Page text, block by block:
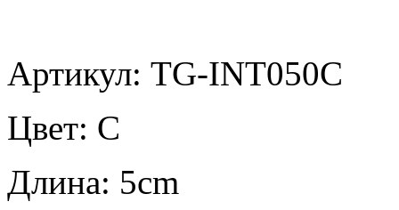
Артикул: TG-INT050C
Цвет: C
Длина: 5cm